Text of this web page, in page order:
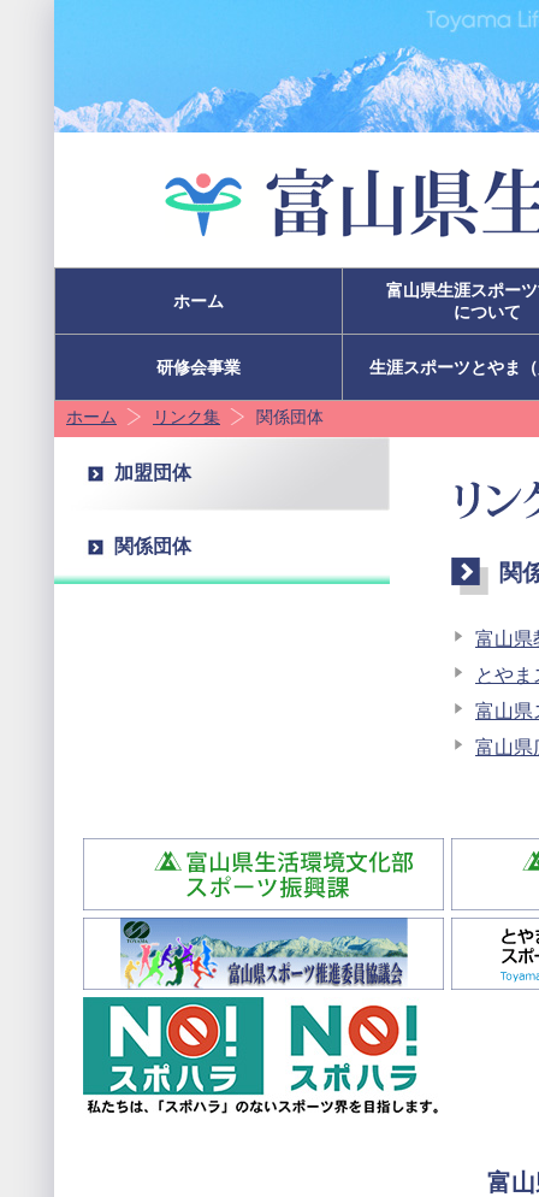
ホーム
富山県生涯スポー
について
研修会事業 生涯スポーツとやま
ホーム リンク集 関係団体
関
富山
とや
富山県
富山県
加盟団体
関係団体
富